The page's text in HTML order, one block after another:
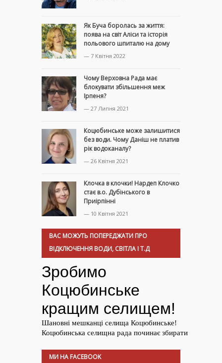
Як Буча боролась за життя:
поява на світ Аліси та історія
польового шпиталю на дому
— 7 Квітня 2022
Чому Верховна Рада має
блокувати збільшення меж
Ірпеня?
— 27 Липня 2021
Коцюбинське може залишитися
без води. Чому Даніш не платив
рік водоканалу?
— 26 Квітня 2021
Клочка в клочки! Нардеп Клочко
стає в.о. Дубінського в
Приірпінні
— 10 Квітня 2021
ВАС МОЖУТЬ ПОПЕРЕДЖАТИ ПРО
ВІДКЛЮЧЕННЯ ВОДИ, СВІТЛА І Т.Д
МИ НА FACEBOOK